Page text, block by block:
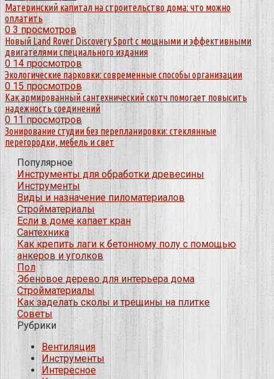
Материнский капитал на строительство дома: что можно
оплатить
0 3 просмотров
Новый Land Rover Discovery Sport с мощными и эффективными
двигателями специального издания
0 14 просмотров
Экологические парковки: современные способы организации
0 15 просмотров
Как армированный сантехнический скотч помогает повысить
надежность соединений
0 11 просмотров
Зонирование студии без перепланировки: стеклянные
перегородки, мебель и свет
Популярное
Инструменты для обработки древесины
Инструменты
Виды и назначение пиломатериалов
Стройматериалы
Если в доме капает кран
Сантехника
Как крепить лаги к бетонному полу с помощью
анкеров и уголков
Пол
Эбеновое дерево для интерьера дома
Стройматериалы
Как заделать сколы и трещины на плитке
Советы
Рубрики
Вентиляция
Инструменты
Интересное